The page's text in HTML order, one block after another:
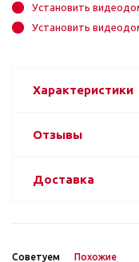
Установить
Установить
Характеристики
Отзывы
Доставка
Советуем Похожие